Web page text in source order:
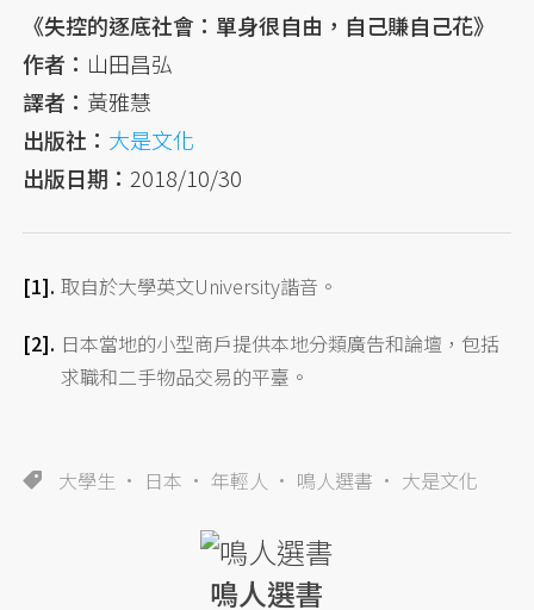
《失控的逐底社會：單身很自由，自己賺自己花》
作者： 山田昌弘
譯者： 黃雅慧
出版社： 大是文化
出版日期： 2018/10/30
取自於大學英文University諧音。
日本當地的小型商戶提供本地分類廣告和論壇，包括
求職和二手物品交易的平臺。
大學生 日本 年輕人 鳴人選書 大是文化
鳴人選書